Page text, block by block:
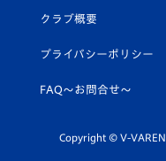
平和祈念活動
ホームタウン活動
スクール
ヴィヴィくんインスタ
公式LINE＠
クラブ概要
プライバシーポリシー
FAQ〜お問合せ〜
Copyright © V-VAREN